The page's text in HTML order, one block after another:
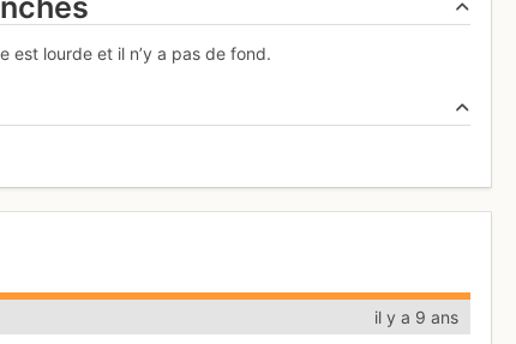
est lourde et il n’y a pas de fond.
il y a 9 ans